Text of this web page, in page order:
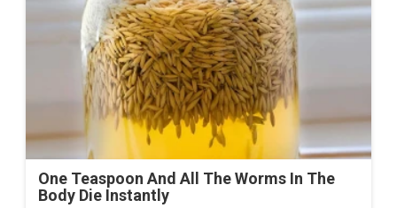
One Teaspoon And All The Worms In The
Body Die Instantly